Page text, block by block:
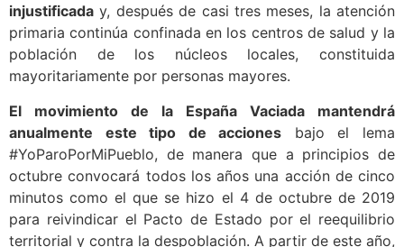
injustificada y, después de casi tres meses, la atención
primaria continúa confinada en los centros de salud y la
población de los núcleos locales, constituida
mayoritariamente por personas mayores.
El movimiento de la España Vaciada mantendrá
anualmente este tipo de acciones bajo el lema
#YoParoPorMiPueblo, de manera que a principios de
octubre convocará todos los años una acción de cinco
minutos como el que se hizo el 4 de octubre de 2019
para reivindicar el Pacto de Estado por el reequilibrio
territorial y contra la despoblación. A partir de este año,